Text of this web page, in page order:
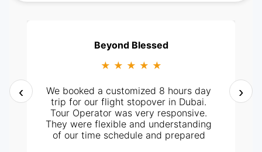
Beyond Blessed
★ ★ ★ ★ ★
We booked a customized 8 hours day
trip for our flight stopover in Dubai.
Tour Operator was very responsive.
They were flexible and understanding
of our time schedule and prepared
‹ ›